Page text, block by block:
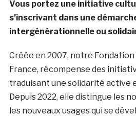
Vous portez une initiative
s’inscrivant dans une
intergénérationnelle ou
Créée en 2007, notre
France, récompense des
traduisant une solidarité active
Depuis 2022, elle distingue les
les nouveaux usages qui se